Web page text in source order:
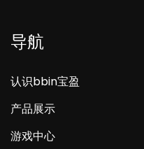
导航
认识bbin宝盈
产品展示
游戏中心